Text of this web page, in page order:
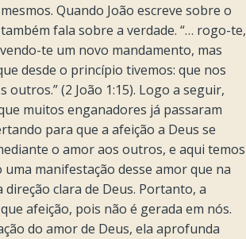
Quando João escreve sobre o
fala sobre a verdade. “… rogo-te,
te um novo mandamento, mas
desde o princípio tivemos: que nos
outros.” (2 João 1:15). Logo a seguir,
muitos enganadores já passaram
para que a afeição a Deus se
o amor aos outros, e aqui temos
uma manifestação desse amor que na
direção clara de Deus. Portanto, a
afeição, pois não é gerada em nós.
do amor de Deus, ela aprofunda